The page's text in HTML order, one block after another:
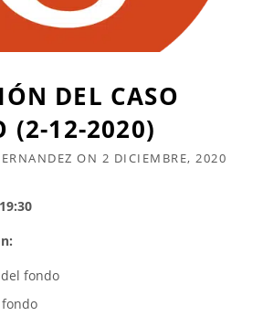
DEL CASO
(2-12-2020)
ON 2 DICIEMBRE, 2020
fondo